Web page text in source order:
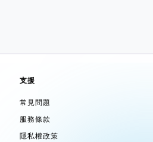
支援
常見問題
服務條款
隱私權政策